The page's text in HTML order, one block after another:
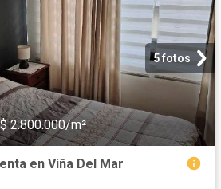
5 fotos
$ 2.800.000/m²
en Viña Del Mar